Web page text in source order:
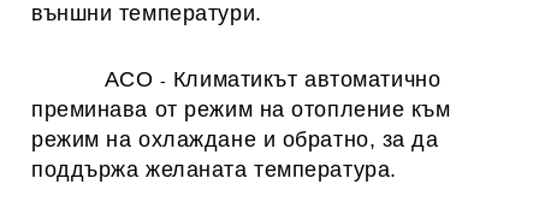
външни температури.
ACO - Климатикът автоматично
преминава от режим на отопление към
режим на охлаждане и обратно, за да
поддържа желаната температура.